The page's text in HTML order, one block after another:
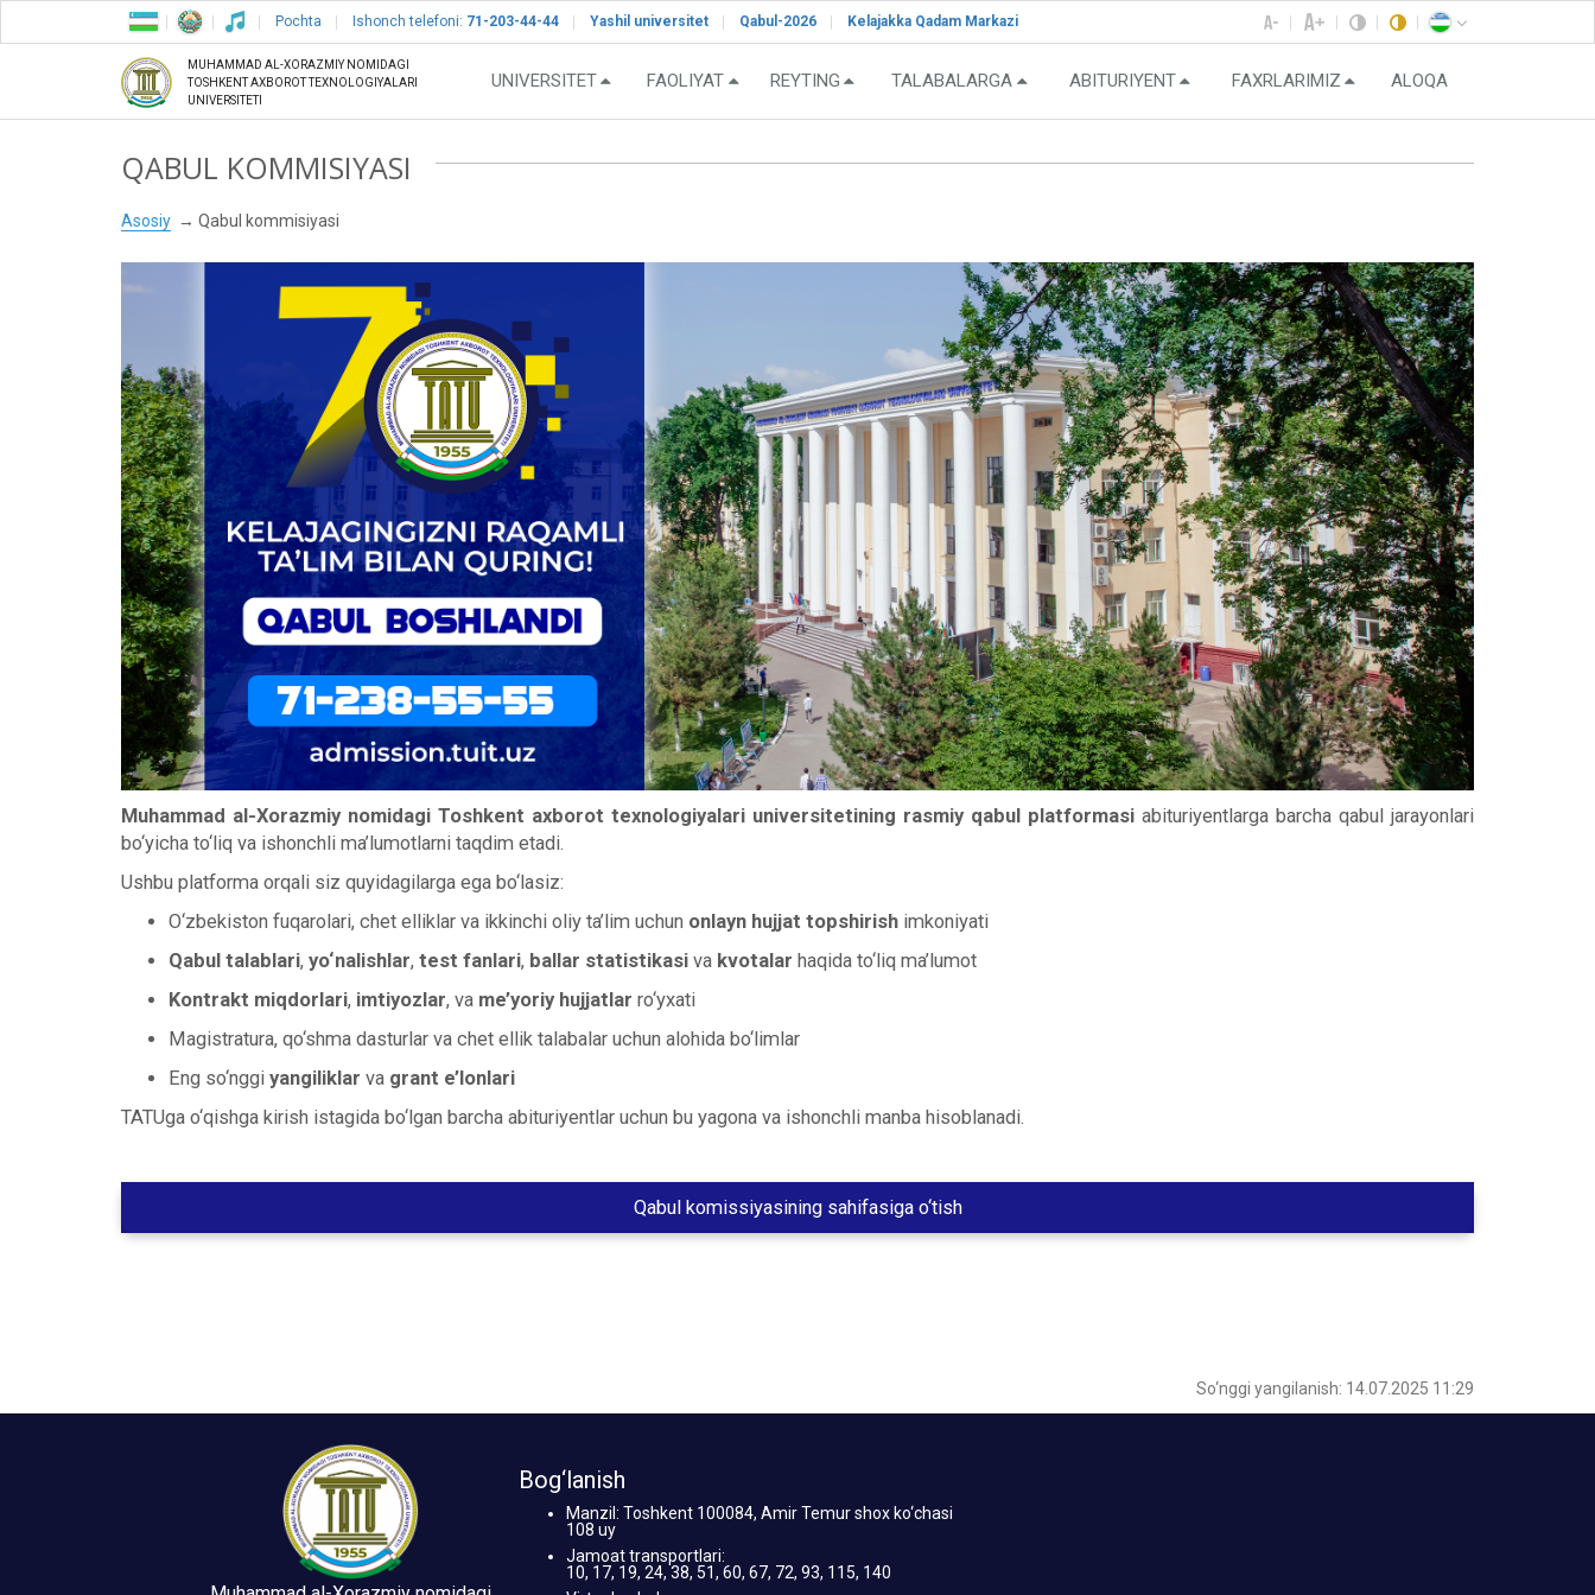
Pochta Ishonch telefoni: 71-203-44-44 Yashil universitet Qabul-2026 Kelajakka Qadam Markazi
MUHAMMAD AL-XORAZMIY NOMIDAGI
TOSHKENT AXBOROT TEXNOLOGIYALARI
UNIVERSITETI
UNIVERSITET FAOLIYAT REYTING TALABALARGA ABITURIYENT FAXRLARIMIZ ALOQA
QABUL KOMMISIYASI
Asosiy Qabul kommisiyasi
Muhammad al-Xorazmiy nomidagi Toshkent axborot texnologiyalari universitetining rasmiy qabul platformasi abituriyentlarga barcha qabul jarayonlari
bo‘yicha to‘liq va ishonchli ma’lumotlarni taqdim etadi.
Ushbu platforma orqali siz quyidagilarga ega bo‘lasiz:
O‘zbekiston fuqarolari, chet elliklar va ikkinchi oliy ta’lim uchun onlayn hujjat topshirish imkoniyati
Qabul talablari, yo‘nalishlar, test fanlari, ballar statistikasi va kvotalar haqida to‘liq ma’lumot
Kontrakt miqdorlari, imtiyozlar, va me’yoriy hujjatlar ro‘yxati
Magistratura, qo‘shma dasturlar va chet ellik talabalar uchun alohida bo‘limlar
Eng so‘nggi yangiliklar va grant e’lonlari
TATUga o‘qishga kirish istagida bo‘lgan barcha abituriyentlar uchun bu yagona va ishonchli manba hisoblanadi.
Qabul komissiyasining sahifasiga o‘tish
So‘nggi yangilanish: 14.07.2025 11:29
Bog‘lanish
Manzil: Toshkent 100084, Amir Temur shox ko‘chasi
108 uy
Jamoat transportlari:
10, 17, 19, 24, 38, 51, 60, 67, 72, 93, 115, 140